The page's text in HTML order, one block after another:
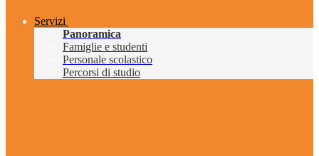
Servizi
Panoramica
Famiglie e studenti
Personale scolastico
Percorsi di studio